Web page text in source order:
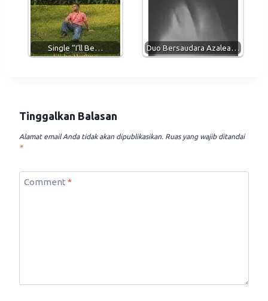
Single “I’ll Be… Duo Bersaudara Azalea…
Tinggalkan Balasan
Alamat email Anda tidak akan dipublikasikan. Ruas yang wajib ditandai
*
Comment*